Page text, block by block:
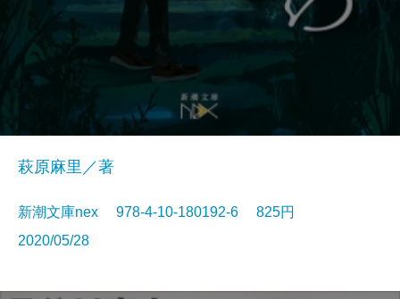
萩原麻里／著
新潮文庫nex 978-4-10-180192-6 825円
2020/05/28